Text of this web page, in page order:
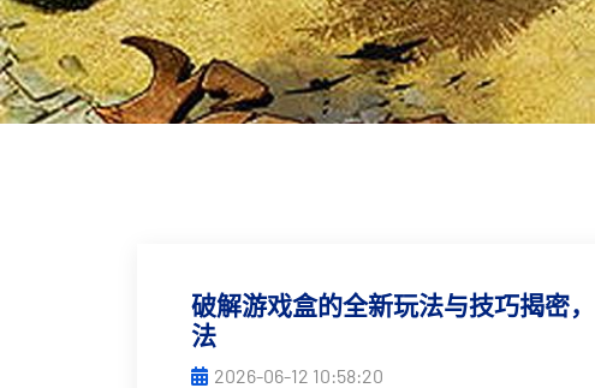
破解游戏盒的全新玩法与技巧揭密
法
2026-06-12 10:58:20